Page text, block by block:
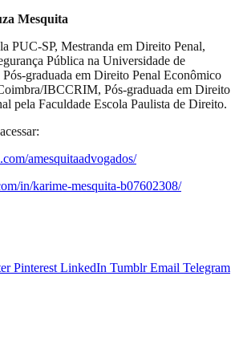
Mesquita
PUC-SP, Mestranda em Direito Penal,
Pública na Universidade de
Pós-graduada em Direito Penal Econômico
IBCCRIM, Pós-graduada em Direito
pela Faculdade Escola Paulista de Direito.
amesquitaadvogados/
in/karime-mesquita-b07602308/
Pinterest LinkedIn Tumblr Email Telegram